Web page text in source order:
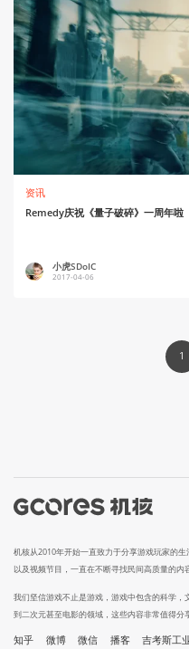
资讯
Remedy庆祝《量子破碎》一周年啦
小虎SDoIC
2017-04-06
1
机核从2010年开始一直致力于分享游戏玩家的
以及视频节目，一直在不断寻找民间高质量的内
我们坚信游戏不止是游戏，游戏中包含的科学
到二次元甚至电影的领域，这些内容非常值得分
知乎 微博 微信 播客 吉考斯工